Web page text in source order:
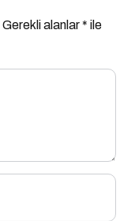
Gerekli alanlar* ile